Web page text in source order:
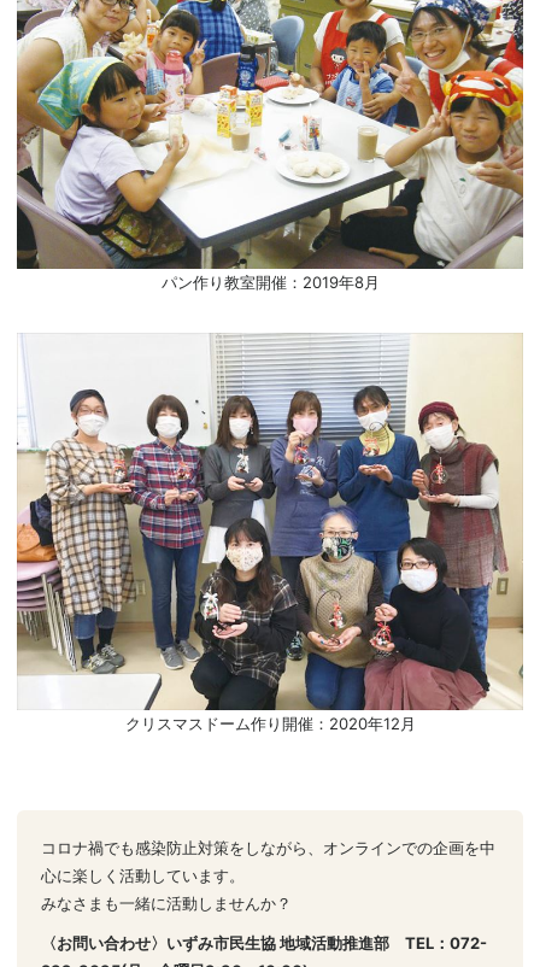
パン作り教室開催：2019年8月
クリスマスドーム作り開催：2020年12月
コロナ禍でも感染防止対策をしながら、オンラインでの企画を中
心に楽しく活動しています。
みなさまも一緒に活動しませんか？
〈お問い合わせ〉いずみ市民生協 地域活動推進部 TEL：072-